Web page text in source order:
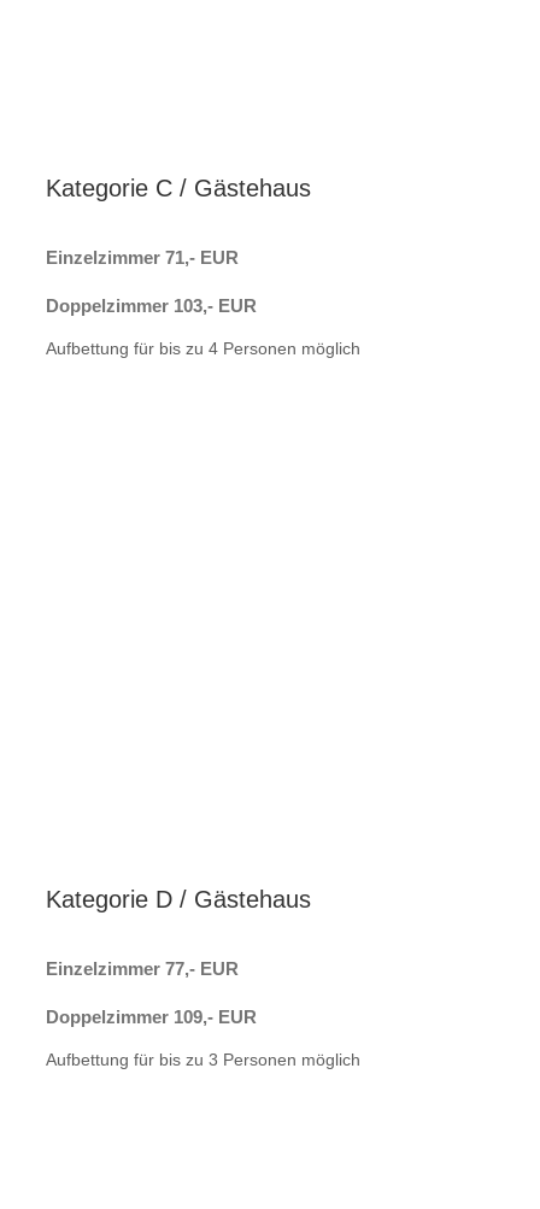
Kategorie C / Gästehaus
Einzelzimmer 71,- EUR
Doppelzimmer 103,- EUR
Aufbettung für bis zu 4 Personen möglich
Kategorie D / Gästehaus
Einzelzimmer 77,- EUR
Doppelzimmer 109,- EUR
Aufbettung für bis zu 3 Personen möglich